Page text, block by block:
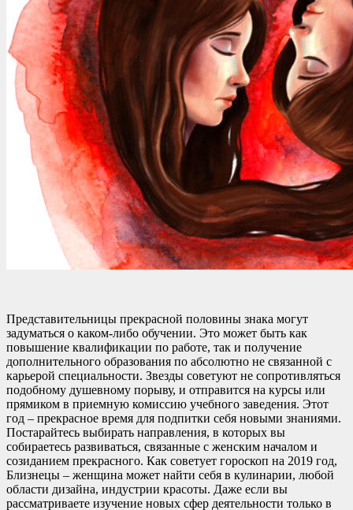
Представительницы прекрасной половины знака могут
задуматься о каком-либо обучении. Это может быть как
повышение квалификации по работе, так и получение
дополнительного образования по абсолютно не связанной с
карьерой специальности. Звезды советуют не сопротивляться
подобному душевному порыву, и отправится на курсы или
прямиком в приемную комиссию учебного заведения. Этот
год – прекрасное время для подпитки себя новыми знаниями.
Постарайтесь выбирать направления, в которых вы
собираетесь развиваться, связанные с женским началом и
созиданием прекрасного. Как советует гороскоп на 2019 год,
Близнецы – женщина может найти себя в кулинарии, любой
области дизайна, индустрии красоты. Даже если вы
рассматриваете изучение новых сфер деятельности только в